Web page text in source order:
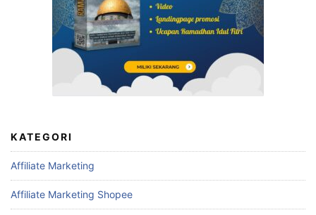
KATEGORI
Affiliate Marketing
Affiliate Marketing Shopee